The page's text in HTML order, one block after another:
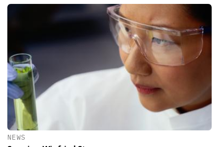
NEWS